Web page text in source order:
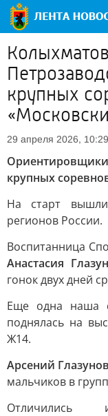
крупных
29 апреля 2026, 10:29
Ориентировщики
крупных
На старт
регионов России.
Воспитанница
Анастасия
гонок двух дней
Еще одна наша
поднялась на
Ж14.
Арсений Глазунов
мальчиков в
Отличились